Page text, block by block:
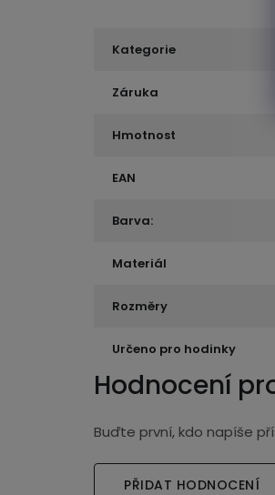
Kategorie
Záruka
Hmotnost
EAN
Barva:
Materiál
Rozměry
Určeno pro hodinky
Hodnocení
Buďte první, kdo napíše
PŘIDAT HODNOCENÍ